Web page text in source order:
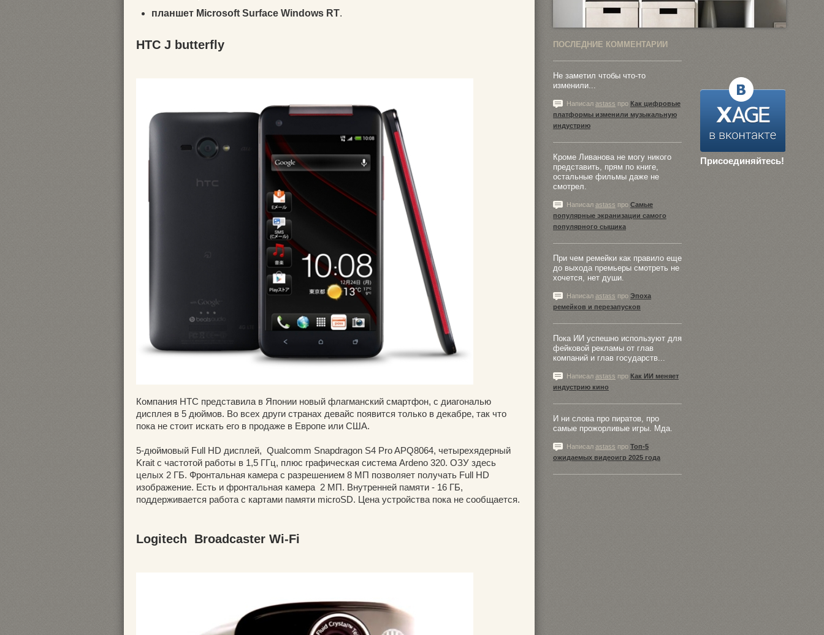
планшет Microsoft Surface Windows RT.
HTC J butterfly
Компания HTC представила в Японии новый флагманский смартфон, с диагональю
дисплея в 5 дюймов. Во всех други странах девайс появится только в декабре, так что
пока не стоит искать его в продаже в Европе или США.
5-дюймовый Full HD дисплей, Qualcomm Snapdragon S4 Pro APQ8064, четырехядерный
Krait с частотой работы в 1,5 ГГц, плюс графическая система Ardeno 320. ОЗУ здесь
целых 2 ГБ. Фронтальная камера с разрешением 8 МП позволяет получать Full HD
изображение. Есть и фронтальная камера 2 МП. Внутренней памяти - 16 ГБ,
поддерживается работа с картами памяти microSD. Цена устройства пока не сообщается.
Logitech Broadcaster Wi-Fi
ПОСЛЕДНИЕ КОММЕНТАРИИ
Присоединяйтесь!
Не заметил чтобы что-то
изменили...
Написал astass про Как цифровые
платформы изменили музыкальную
индустрию
Кроме Ливанова не могу никого
представить, прям по книге,
остальные фильмы даже не
смотрел.
Написал astass про Самые
популярные экранизации самого
популярного сыщика
При чем ремейки как правило еще
до выхода премьеры смотреть не
хочется, нет души.
Написал astass про Эпоха
ремейков и перезапусков
Пока ИИ успешно используют для
фейковой рекламы от глав
компаний и глав государств...
Написал astass про Как ИИ меняет
индустрию кино
И ни слова про пиратов, про
самые прожорливые игры. Мда.
Написал astass про Топ-5
ожидаемых видеоигр 2025 года